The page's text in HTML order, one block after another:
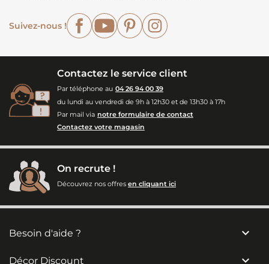
Suivez-nous !
FacebookYouTubePinterest
Contactez le service client
Par téléphone au 04 26 94 00 39
du lundi au vendredi de 9h à 12h30 et de 13h30 à 17h
Par mail via notre formulaire de contact
Contactez votre magasin
On recrute !
Découvrez nos offres en cliquant ici
Besoin d'aide ? 
Décor Discount 